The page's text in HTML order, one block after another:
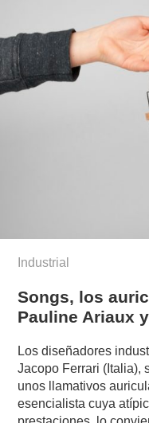
Industrial
Songs, los
Pauline Ariaux
Los diseñadores
Jacopo Ferrari (Italia),
unos llamativos
esencialista cuya